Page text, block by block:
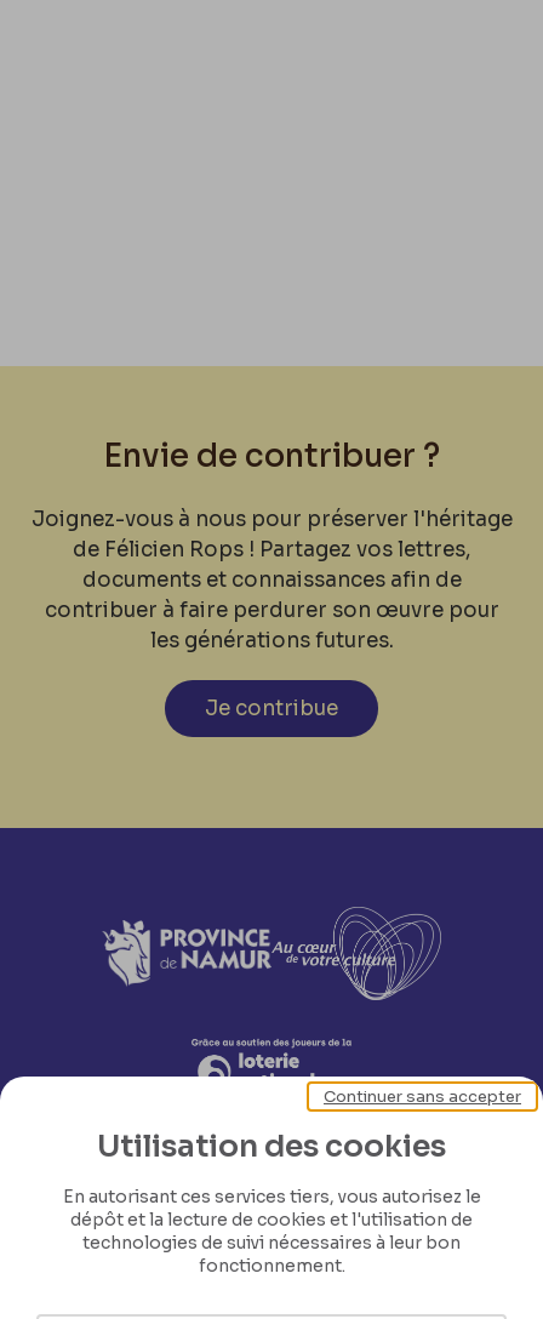
Envie de contribuer ?
Joignez-vous à nous pour préserver l'héritage
de Félicien Rops ! Partagez vos lettres,
documents et connaissances afin de
contribuer à faire perdurer son œuvre pour
les générations futures.
Je contribue
Utilisation des cookies
En autorisant ces services tiers, vous autorisez le
dépôt et la lecture de cookies et l'utilisation de
technologies de suivi nécessaires à leur bon
fonctionnement.
Continuer sans accepter